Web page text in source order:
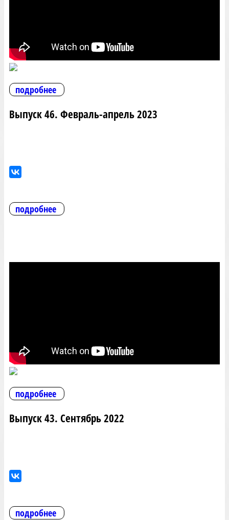
подробнее
Выпуск 46. Февраль-апрель 2023
подробнее
подробнее
Выпуск 43. Сентябрь 2022
подробнее